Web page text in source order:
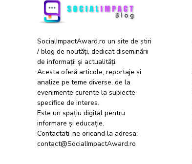
SocialImpactAward.ro un site de știri
/ blog de noutăți, dedicat diseminării
de informații și actualități.
Acesta oferă articole, reportaje și
analize pe teme diverse, de la
evenimente curente la subiecte
specifice de interes.
Este un spațiu digital pentru
informare și educație.
Contactati-ne oricand la adresa:
contact@SocialImpactAward.ro